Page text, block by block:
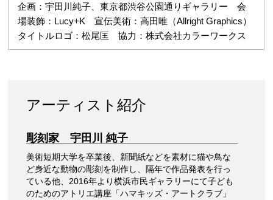
企画：宇田川純子、東京都渋谷公園通りギャラリー 会
場装飾：Lucy+K 宣伝美術：高田唯（Allright Graphics）
タイトルロゴ：松尾匡 協力：株式会社カラーワークス
アーティスト紹介
彫刻家 宇田川 純子
美術短期大学を卒業後、新聞紙などを素材に猫や鳥な
ど身近な動物の彫刻を制作し、隔年で作品発表を行っ
ている他、2016年より横浜市民ギャラリーにて子ども
のためのアトリエ講座「ハマキッズ・アートクラブ」